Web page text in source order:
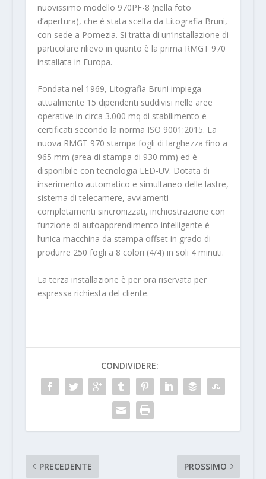
nuovissimo modello 970PF-8 (nella foto
d’apertura), che è stata scelta da Litografia Bruni,
con sede a Pomezia. Si tratta di un’installazione di
particolare rilievo in quanto è la prima RMGT 970
installata in Europa.
Fondata nel 1969, Litografia Bruni impiega
attualmente 15 dipendenti suddivisi nelle aree
operative in circa 3.000 mq di stabilimento e
certificati secondo la norma ISO 9001:2015. La
nuova RMGT 970 stampa fogli di larghezza fino a
965 mm (area di stampa di 930 mm) ed è
disponibile con tecnologia LED-UV. Dotata di
inserimento automatico e simultaneo delle lastre,
sistema di telecamere, avviamenti
completamenti sincronizzati, inchiostrazione con
funzione di autoapprendimento intelligente è
l’unica macchina da stampa offset in grado di
produrre 250 fogli a 8 colori (4/4) in soli 4 minuti.
La terza installazione è per ora riservata per
espressa richiesta del cliente.
CONDIVIDERE:
PRECEDENTE PROSSIMO